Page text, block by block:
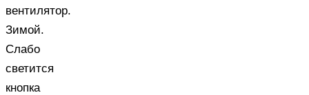
вентилятор.
Зимой.
Слабо
светится
кнопка